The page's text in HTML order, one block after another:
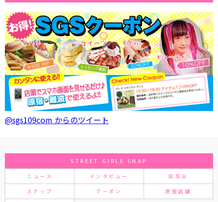
@sgs109com からのツイート
STREET GIRLS SNAP
ニュース インタビュー 試写会
スナップ クーポン 原宿店舗